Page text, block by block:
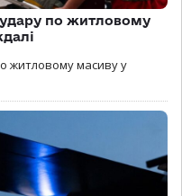
по житловому
житловому масиву у